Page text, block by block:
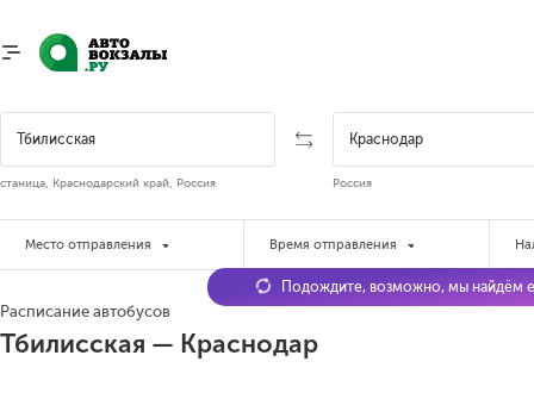
станица, Краснодарский край, Россия Россия
Место отправления Время отправления
Расписание автобусов
Тбилисская — Краснодар
Подождите, возможно, мы найдём